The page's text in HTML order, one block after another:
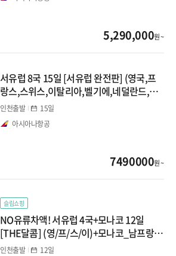
아이슬란드/그린란드
5,290,000원 ~
서유럽 8국 15일 [서유럽 완전판] (영국,프
랑스,스위스,이탈리아,벨기에,네덜란드,룩
셈부르크,모나코)
인천출발
15일
아시아나항공
7490000원 ~
슬림쇼핑
NO유류차액! 서유럽 4국+모나코 12일
[THE달콤] (영/프/스/이)+모나코_남프랑스
2DAY_융프라우_피사_3대박물관
인천출발
12일